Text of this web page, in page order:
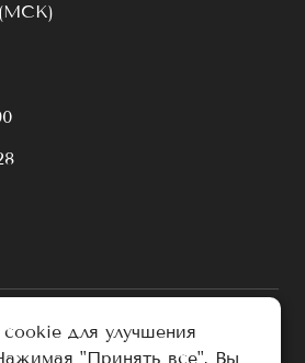
(МСК)
для улучшения
"Принять все", Вы